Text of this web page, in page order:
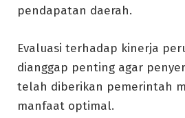
pendapatan daerah.
Evaluasi terhadap kinerja
dianggap penting agar
telah diberikan pemerintah
manfaat optimal.